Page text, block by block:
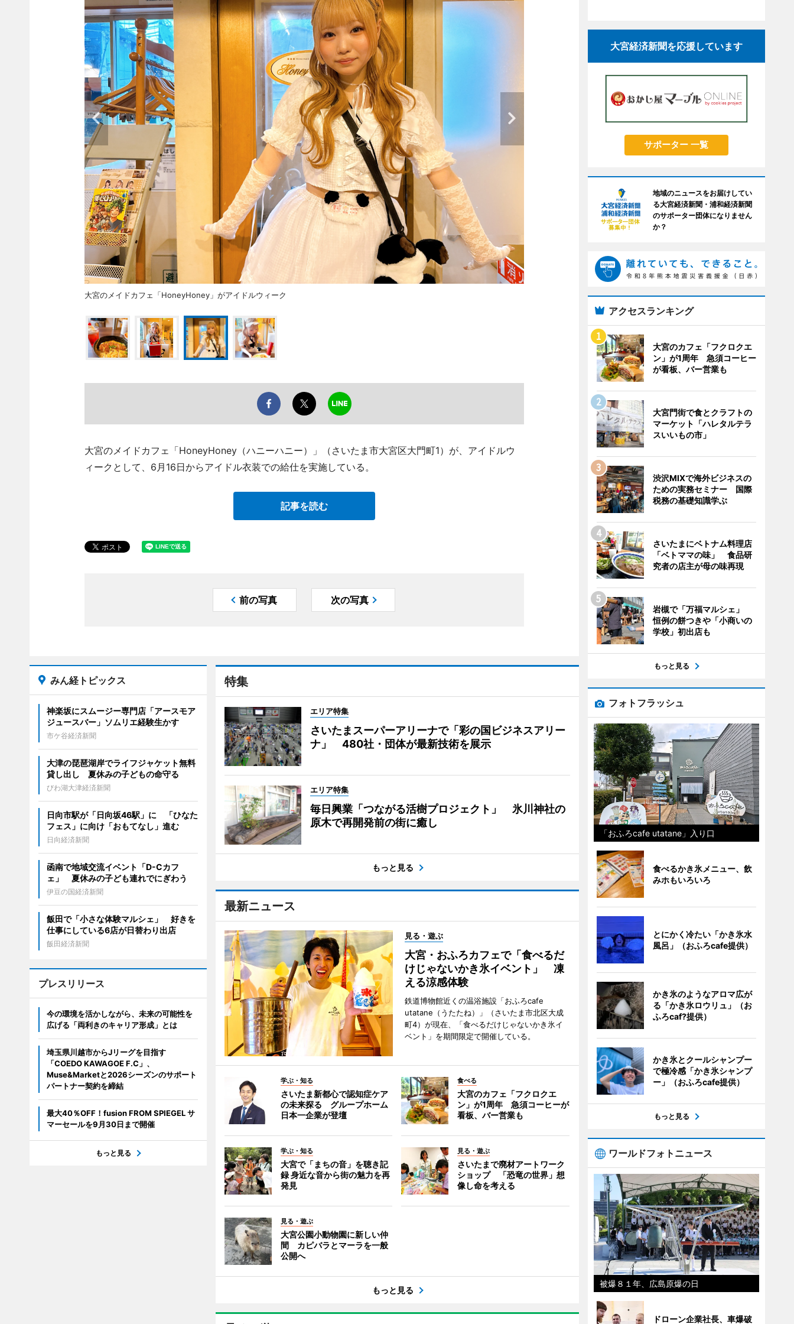
大宮のメイドカフェ「HoneyHoney」がアイドルウィーク
大宮のメイドカフェ「HoneyHoney（ハニーハニー）」（さいたま市大宮区大門町1）が、アイドルウ
ィークとして、6月16日からアイドル衣装での給仕を実施している。
記事を読む
前の写真 次の写真
特集
エリア特集
さいたまスーパーアリーナで「彩の国ビジネスアリー
ナ」 480社・団体が最新技術を展示
エリア特集
毎日興業「つながる活樹プロジェクト」 氷川神社の
原木で再開発前の街に癒し
もっと見る
最新ニュース
見る・遊ぶ
大宮・おふろカフェで「食べるだ
けじゃないかき氷イベント」 凍
える涼感体験
鉄道博物館近くの温浴施設「おふろcafe
utatane（うたたね）」（さいたま市北区大成
町4）が現在、「食べるだけじゃないかき氷イ
ベント」を期間限定で開催している。
学ぶ・知る
さいたま新都心で認知症ケア
の未来探る グループホーム
日本一企業が登壇
食べる
大宮のカフェ「フクロクエ
ン」が1周年 急須コーヒーが
看板、バー営業も
学ぶ・知る
大宮で「まちの音」を聴き記
録 身近な音から街の魅力を再
発見
見る・遊ぶ
さいたまで廃材アートワーク
ショップ 「恐竜の世界」想
像し命を考える
見る・遊ぶ
大宮公園小動物園に新しい仲
間 カピバラとマーラを一般
公開へ
もっと見る
みん経トピックス
神楽坂にスムージー専門店「アースモア
ジュースバー」ソムリエ経験生かす
市ケ谷経済新聞
大津の琵琶湖岸でライフジャケット無料
貸し出し 夏休みの子どもの命守る
びわ湖大津経済新聞
日向市駅が「日向坂46駅」に 「ひなた
フェス」に向け「おもてなし」進む
日向経済新聞
函南で地域交流イベント「D-Cカフ
ェ」 夏休みの子ども連れでにぎわう
伊豆の国経済新聞
飯田で「小さな体験マルシェ」 好きを
仕事にしている6店が日替わり出店
飯田経済新聞
プレスリリース
今の環境を活かしながら、未来の可能性を
広げる「両利きのキャリア形成」とは
埼玉県川越市からJリーグを目指す
「COEDO KAWAGOE F.C」、
Muse&Marketと2026シーズンのサポート
パートナー契約を締結
最大40％OFF！fusion FROM SPIEGEL サ
マーセールを9月30日まで開催
もっと見る
大宮経済新聞を応援しています
サポーター 一覧
地域のニュースをお届けしてい
る大宮経済新聞・浦和経済新聞
のサポーター団体になりません
か？
アクセスランキング
大宮のカフェ「フクロクエ
ン」が1周年 急須コーヒー
が看板、バー営業も
大宮門街で食とクラフトの
マーケット「ハレタルテラ
スいいもの市」
渋沢MIXで海外ビジネスの
ための実務セミナー 国際
税務の基礎知識学ぶ
さいたまにベトナム料理店
「ベトママの味」 食品研
究者の店主が母の味再現
岩槻で「万福マルシェ」
恒例の餅つきや「小商いの
学校」初出店も
もっと見る
フォトフラッシュ
「おふろcafe utatane」入り口
食べるかき氷メニュー、飲
みホもいろいろ
とにかく冷たい「かき氷水
風呂」（おふろcafe提供）
かき氷のようなアロマ広が
る「かき氷ロウリュ」（お
ふろcaf?提供）
かき氷とクールシャンプー
で極冷感「かき氷シャンプ
ー」（おふろcafe提供）
もっと見る
ワールドフォトニュース
被爆８１年、広島原爆の日
ドローン企業社長、車爆破